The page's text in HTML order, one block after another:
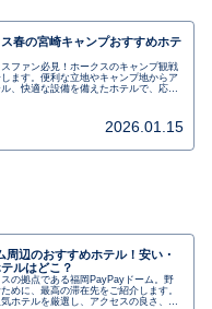
春の宮崎キャンプおすすめホテ
ファン必見！ホークスのキャンプ観戦
ます。便利な立地やキャンプ地からア
、快適な設備を備えたホテルで、応援
です。キャンプ観戦を充実させるための
2026.01.15
周辺のおすすめホテル！安い・
ルはどこ？
の拠点である福岡PayPayドーム。野
めに、最高の滞在先をご紹介します。
ホテルを厳選し、アクセスの良さ、快